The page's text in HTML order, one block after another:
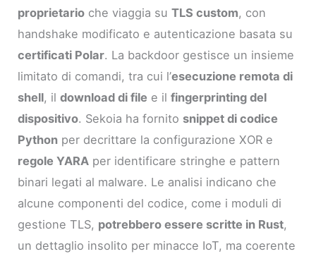
proprietario che viaggia suTLS custom, con
handshake modificato e autenticazione basata su
certificati Polar. La backdoor gestisce un insieme
limitato di comandi, tra cui l’esecuzione remota di
shell, ildownload di file e ilfingerprinting del
dispositivo. Sekoia ha fornito snippet di codice
Python per decrittare la configurazione XOR e
regole YARA per identificare stringhe e pattern
binari legati al malware. Le analisi indicano che
alcune componenti del codice, come i moduli di
gestione TLS, potrebbero essere scritte in Rust,
un dettaglio insolito per minacce IoT, ma coerente